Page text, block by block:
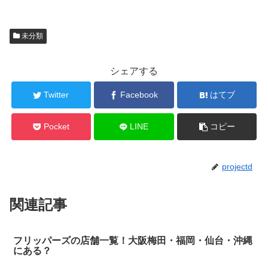
未分類
シェアする
Twitter Facebook はてブ
Pocket LINE コピー
projectd
関連記事
フリッパーズの店舗一覧！大阪梅田・福岡・仙台・沖縄
にある？